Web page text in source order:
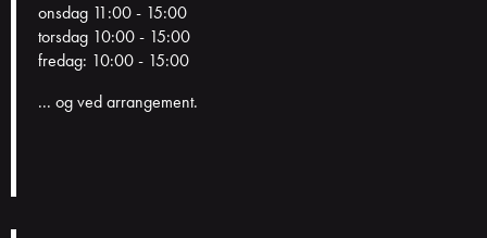
onsdag 11:00 - 15:00
torsdag 10:00 - 15:00
fredag: 10:00 - 15:00
... og ved arrangement.